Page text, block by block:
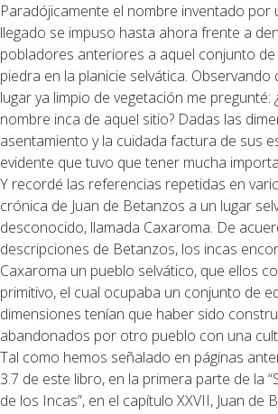
Paradójicamente el nombre inventado por
llegado se impuso hasta ahora frente a
pobladores anteriores a aquel conjunto
piedra en la planicie selvática. Observando
lugar ya limpio de vegetación me pregunté:
nombre inca de aquel sitio? Dadas las
asentamiento y la cuidada factura de sus
evidente que tuvo que tener mucha
Y recordé las referencias repetidas en
crónica de Juan de Betanzos a un lugar
desconocido, llamada Caxaroma. De
descripciones de Betanzos, los incas
Caxaroma un pueblo selvático, que ellos
primitivo, el cual ocupaba un conjunto de
dimensiones tenían que haber sido
abandonados por otro pueblo con una
Tal como hemos señalado en páginas
3.7 de este libro, en la primera parte de la
de los Incas”, en el capítulo XXVII, Juan de